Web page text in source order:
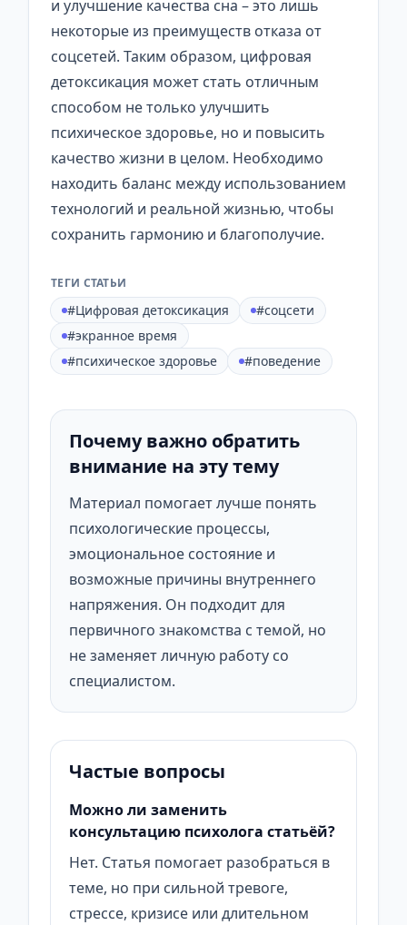
и улучшение качества сна – это лишь
некоторые из преимуществ отказа от
соцсетей. Таким образом, цифровая
детоксикация может стать отличным
способом не только улучшить
психическое здоровье, но и повысить
качество жизни в целом. Необходимо
находить баланс между использованием
технологий и реальной жизнью, чтобы
сохранить гармонию и благополучие.
ТЕГИ СТАТЬИ
#Цифровая детоксикация
#соцсети
#экранное время
#психическое здоровье
#поведение
Почему важно обратить
внимание на эту тему
Материал помогает лучше понять
психологические процессы,
эмоциональное состояние и
возможные причины внутреннего
напряжения. Он подходит для
первичного знакомства с темой, но
не заменяет личную работу со
специалистом.
Частые вопросы
Можно ли заменить
консультацию психолога статьёй?
Нет. Статья помогает разобраться в
теме, но при сильной тревоге,
стрессе, кризисе или длительном